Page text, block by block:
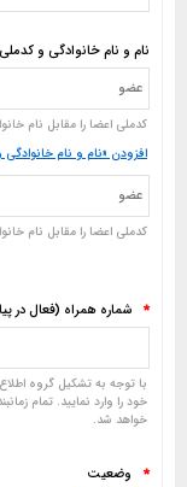
نام و نام خانوادگی و
کدملی اعضا را مقابل نام
افزودن «نام و نام
کدملی اعضا را مقابل نام
* شماره همراه (فعال در
با توجه به تشکیل گروه اطلاع
خود را وارد نمایید. تمام
خواهد شد.
*
وضعیت